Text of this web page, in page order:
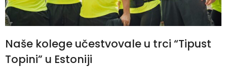
Naše kolege učestvovale u trci “Tipust
Topini” u Estoniji